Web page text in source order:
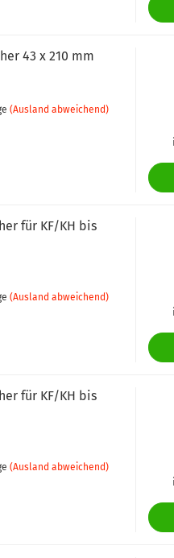
43 x 210 mm
(Ausland abweichend)
für KF/KH bis
(Ausland abweichend)
für KF/KH bis
(Ausland abweichend)